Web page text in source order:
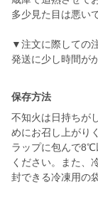
多少見た目は悪い
▼注文に際しての
発送に少し時間が
保存方法
不知火は日持ちが
めにお召し上がり
ラップに包んで8℃
ください。また、
封できる冷凍用の